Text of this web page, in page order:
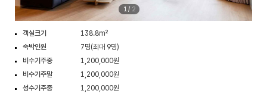
1/ 2
객실크기
138.8m²
숙박인원
7명(최대 9명)
비수기주중
1,200,000원
비수기주말
1,200,000원
성수기주중
1,200,000원